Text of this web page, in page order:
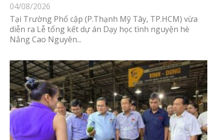
04/08/2026
Tại Trường Phổ cập (P.Thạnh Mỹ Tây, TP.HCM) vừa
diễn ra Lễ tổng kết dự án Dạy học tình nguyện hè
Nắng Cao Nguyên...